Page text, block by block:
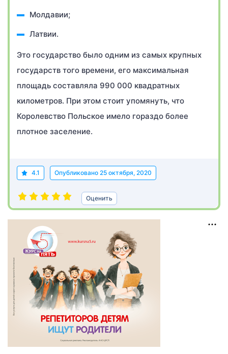
Молдавии;
Латвии.
Это государство было одним из самых крупных
государств того времени, его максимальная
площадь составляла 990 000 квадратных
километров. При этом стоит упомянуть, что
Королевство Польское имело гораздо более
плотное заселение.
4.1 Опубликовано 25 октября, 2020
Оценить